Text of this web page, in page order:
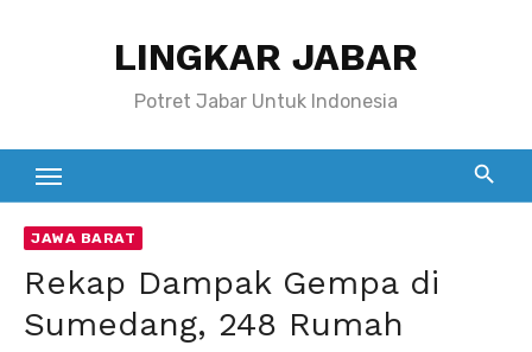
LINGKAR JABAR
Potret Jabar Untuk Indonesia
JAWA BARAT
Rekap Dampak Gempa di
Sumedang, 248 Rumah